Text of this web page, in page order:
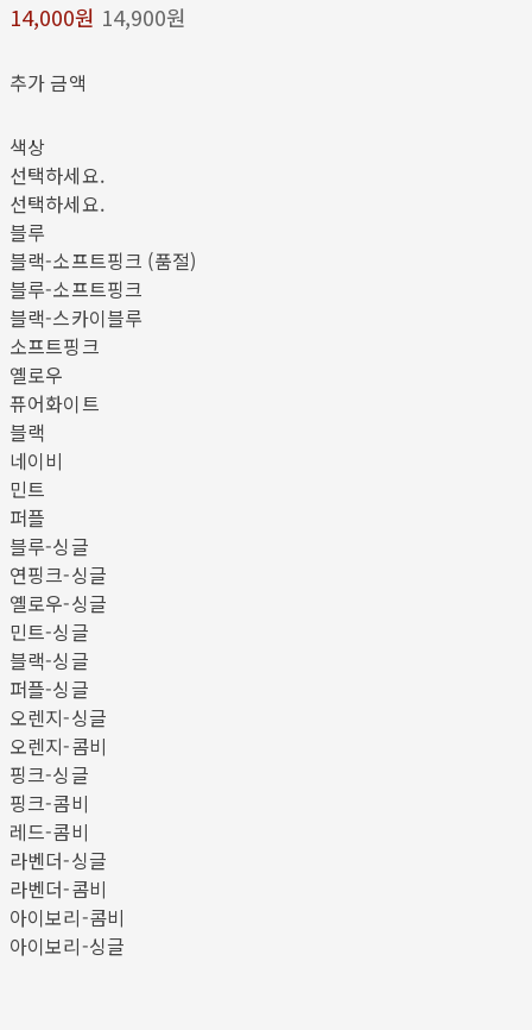
14,000원 14,900원
추가 금액
색상
선택하세요.
선택하세요.
블루
블랙-소프트핑크 (품절)
블루-소프트핑크
블랙-스카이블루
소프트핑크
옐로우
퓨어화이트
블랙
네이비
민트
퍼플
블루-싱글
연핑크-싱글
옐로우-싱글
민트-싱글
블랙-싱글
퍼플-싱글
오렌지-싱글
오렌지-콤비
핑크-싱글
핑크-콤비
레드-콤비
라벤더-싱글
라벤더-콤비
아이보리-콤비
아이보리-싱글